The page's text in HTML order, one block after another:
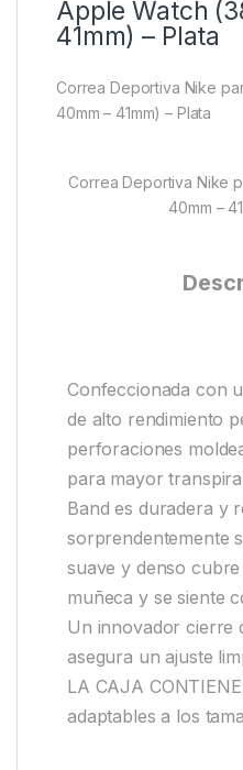
Apple Watch
41mm) – Plata
Correa Deportiva Nike
40mm – 41mm) – Plata
Correa Deportiva Nike
40mm –
Confeccionada con
de alto rendimiento
perforaciones
para mayor
Band es duradera y
sorprendentemente
suave y denso
muñeca y se siente
Un innovador cierre
asegura un ajuste
LA CAJA
adaptables a los